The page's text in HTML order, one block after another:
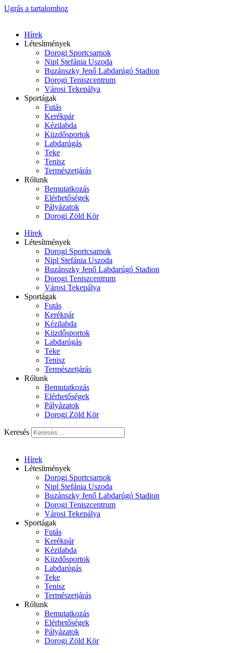
Ugrás a tartalomhoz
Hírek
Létesítmények
Dorogi Sportcsarnok
Nipl Stefánia Uszoda
Buzánszky Jenő Labdarúgó Stadion
Dorogi Teniszcentrum
Városi Tekepálya
Sportágak
Futás
Kerékpár
Kézilabda
Küzdősportok
Labdarúgás
Teke
Tenisz
Természetjárás
Rólunk
Bemutatkozás
Elérhetőségek
Pályázatok
Dorogi Zöld Kör
Hírek
Létesítmények
Dorogi Sportcsarnok
Nipl Stefánia Uszoda
Buzánszky Jenő Labdarúgó Stadion
Dorogi Teniszcentrum
Városi Tekepálya
Sportágak
Futás
Kerékpár
Kézilabda
Küzdősportok
Labdarúgás
Teke
Tenisz
Természetjárás
Rólunk
Bemutatkozás
Elérhetőségek
Pályázatok
Dorogi Zöld Kör
Keresés
Hírek
Létesítmények
Dorogi Sportcsarnok
Nipl Stefánia Uszoda
Buzánszky Jenő Labdarúgó Stadion
Dorogi Teniszcentrum
Városi Tekepálya
Sportágak
Futás
Kerékpár
Kézilabda
Küzdősportok
Labdarúgás
Teke
Tenisz
Természetjárás
Rólunk
Bemutatkozás
Elérhetőségek
Pályázatok
Dorogi Zöld Kör